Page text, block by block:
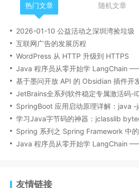
热门文章 随机文章
2026-01-10 公益活动之深圳湾捡垃圾
互联网广告的发展历程
WordPress 从 HTTP 升级到 HTTPS
Java 程序员从零开始学 LangChain
基于墨问开放 API 的 Obsidian 插件开
JetBrains全系列软件稳定专属激活码-
Spring 系列之 Spring Framework 中
Java 程序员从零开始学 LangChain
友情链接